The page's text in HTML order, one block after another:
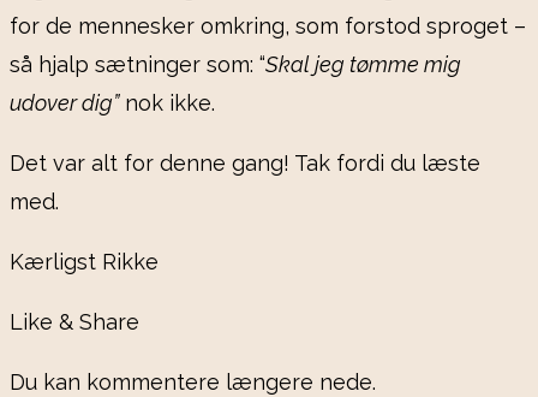
for de mennesker omkring, som forstod sproget –
så hjalp sætninger som: “Skal jeg tømme mig
udover dig”nok ikke.
Det var alt for denne gang! Tak fordi du læste
med.
Kærligst Rikke
Like & Share
Du kan kommentere længere nede.